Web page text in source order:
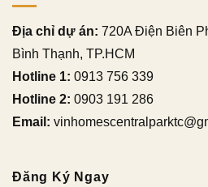
Địa chỉ dự án: 720A Điện Biên
Bình Thạnh, TP.HCM
Hotline 1: 0913 756 339
Hotline 2: 0903 191 286
Email:
Đăng Ký Ngay